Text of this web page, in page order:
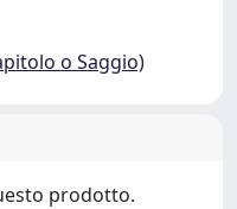
o Saggio)
prodotto.